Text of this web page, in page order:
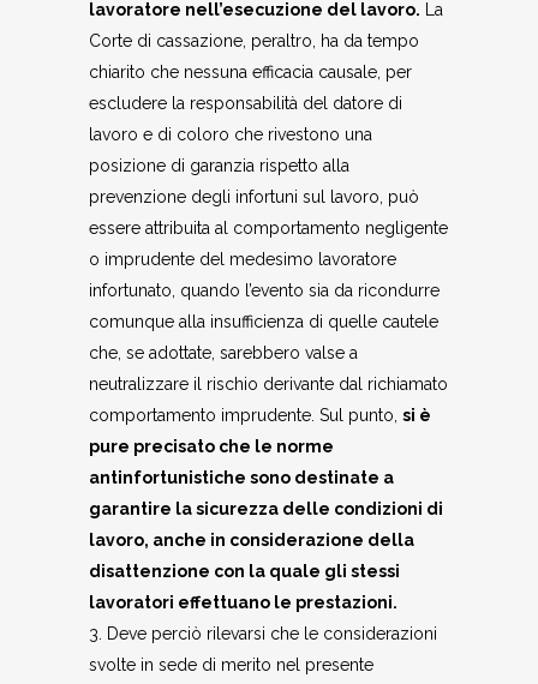
lavoratore nell’esecuzione del lavoro. La
Corte di cassazione, peraltro, ha da tempo
chiarito che nessuna efficacia causale, per
escludere la responsabilità del datore di
lavoro e di coloro che rivestono una
posizione di garanzia rispetto alla
prevenzione degli infortuni sul lavoro, può
essere attribuita al comportamento negligente
o imprudente del medesimo lavoratore
infortunato, quando l’evento sia da ricondurre
comunque alla insufficienza di quelle cautele
che, se adottate, sarebbero valse a
neutralizzare il rischio derivante dal richiamato
comportamento imprudente. Sul punto, si è
pure precisato che le norme
antinfortunistiche sono destinate a
garantire la sicurezza delle condizioni di
lavoro, anche in considerazione della
disattenzione con la quale gli stessi
lavoratori effettuano le prestazioni.
3. Deve perciò rilevarsi che le considerazioni
svolte in sede di merito nel presente